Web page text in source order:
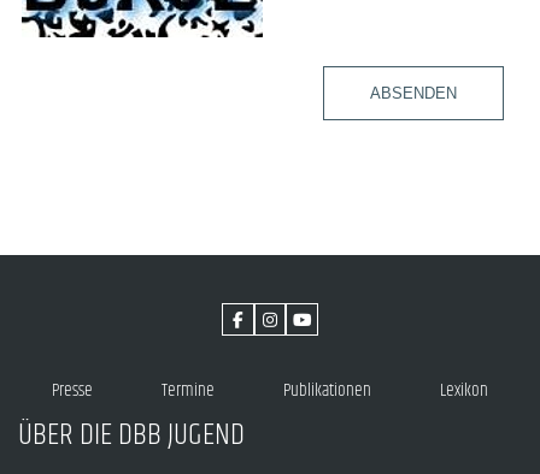
ABSENDEN
Presse Termine Publikationen Lexikon
ÜBER DIE DBB JUGEND